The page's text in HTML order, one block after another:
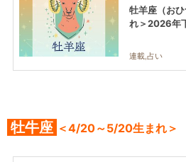
牡羊座（お
れ＞2026年
連載,占い
牡牛座 ＜4/20～5/20生まれ＞